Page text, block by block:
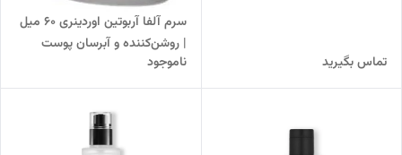
تماس بگیرید
سرم آلفا آربوتین اوردینری ۶۰ میل
| روشن‌کننده و آبرسان پوست
ناموجود